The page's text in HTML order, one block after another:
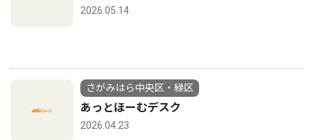
2026.05.14
さがみはら中央区・緑区
あっとほーむデスク
2026.04.23